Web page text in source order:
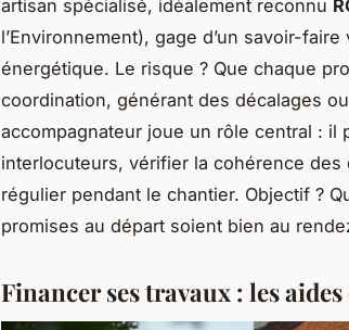
artisan spécialisé, idéalement reconnu
l’Environnement), gage d’un savoir-
énergétique. Le risque ? Que chaque
coordination, générant des décalages
accompagnateur joue un rôle central :
interlocuteurs, vérifier la cohérence
régulier pendant le chantier. Objectif ?
promises au départ soient bien au
Financer ses travaux : les